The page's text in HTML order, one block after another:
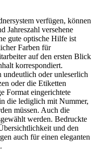
verfügen, können
Jahreszahl versehene
gute optische Hilfe ist
Farben für
auf den ersten Blick
korrespondiert.
oder unleserlich
oder die Etiketten
Format eingerichtete
die lediglich mit Nummer,
müssen. Auch die
werden. Bedruckte
und den
auch für einen eleganten